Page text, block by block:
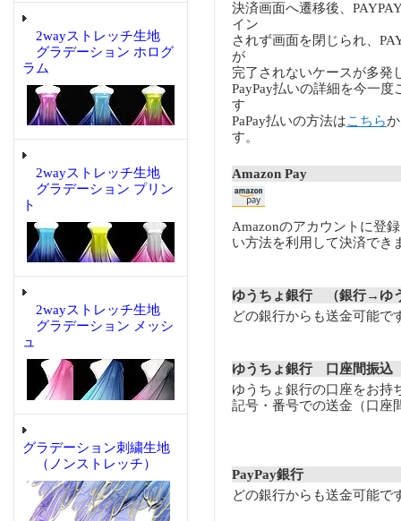
2wayストレッチ生地
グラデーション ホログ
ラム
2wayストレッチ生地
グラデーション プリン
ト
2wayストレッチ生地
グラデーション メッシ
ュ
グラデーション刺繍生地
（ノンストレッチ）
決済画面へ遷移後、
イン
されず画面を閉じられ、
が
完了されないケースが多発
PayPay払いの詳細を今一度
す
PaPay払いの方法はこちら
す。
Amazon Pay
Amazonのアカウントに登
い方法を利用して決済でき
ゆうちょ銀行 （銀行→ゆ
どの銀行からも送金可能で
ゆうちょ銀行 口座間振込
ゆうちょ銀行の口座をお持
記号・番号での送金（口座
PayPay銀行
どの銀行からも送金可能で